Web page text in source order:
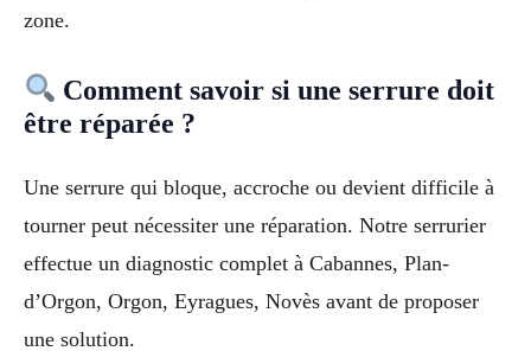
zone.
Comment savoir si une serrure doit
être réparée ?
Une serrure qui bloque, accroche ou devient difficile à
tourner peut nécessiter une réparation. Notre serrurier
effectue un diagnostic complet à Cabannes, Plan-
d’Orgon, Orgon, Eyragues, Novès avant de proposer
une solution.